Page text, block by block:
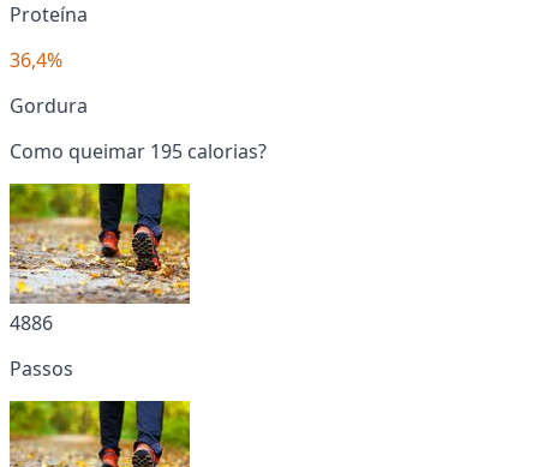
Proteína
36,4%
Gordura
Como queimar 195 calorias?
4886
Passos